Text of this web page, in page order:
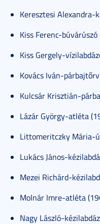
Keresztesi Alexandra-
Kiss Ferenc-búvárúszó
Kiss Gergely-
Kovács Iván-
Kulcsár Krisztián-
Lázár György-atléta
Littomeritczky Mária-
Lukács János-
Mezei Richárd-
Molnár Imre-atléta
Nagy László-